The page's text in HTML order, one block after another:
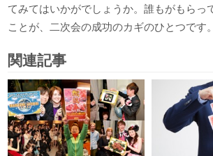
てみてはいかがでしょうか。誰もがもらっ
ことが、二次会の成功のカギのひとつです。
関連記事